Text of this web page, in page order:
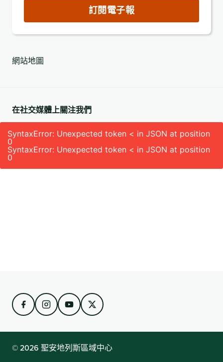
件
地
(必
訂閱電子報
網站地圖
在社交媒體上關注我們
SyntaxError: Unexpected token < in JSON at position
0
SyntaxError: Unexpected token < in JSON at position
0
© 2026 聖安地列斯區域中心